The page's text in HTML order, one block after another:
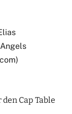
Cap Table